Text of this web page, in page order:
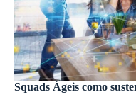
Squads Ágeis como